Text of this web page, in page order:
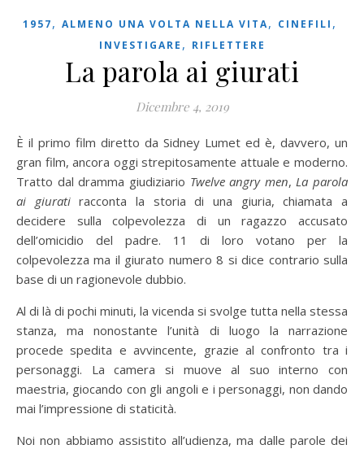
1957, ALMENO UNA VOLTA NELLA VITA, CINEFILI ,
INVESTIGARE , RIFLETTERE
La parola ai giurati
Dicembre 4, 2019
È il primo film diretto da Sidney Lumet ed è, davvero, un
gran film, ancora oggi strepitosamente attuale e moderno.
Tratto dal dramma giudiziario Twelve angry men,La parola
ai giuratiracconta la storia di una giuria, chiamata a
decidere sulla colpevolezza di un ragazzo accusato
dell’omicidio del padre. 11 di loro votano per la
colpevolezza ma il giurato numero 8 si dice contrario sulla
base di un ragionevole dubbio.
Al di là di pochi minuti, la vicenda si svolge tutta nella stessa
stanza, ma nonostante l’unità di luogo la narrazione
procede spedita e avvincente, grazie al confronto tra i
personaggi. La camera si muove al suo interno con
maestria, giocando con gli angoli e i personaggi, non dando
mai l’impressione di staticità.
Noi non abbiamo assistito all’udienza, ma dalle parole dei